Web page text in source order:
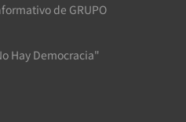
de GRUPO
Hay Democracia"